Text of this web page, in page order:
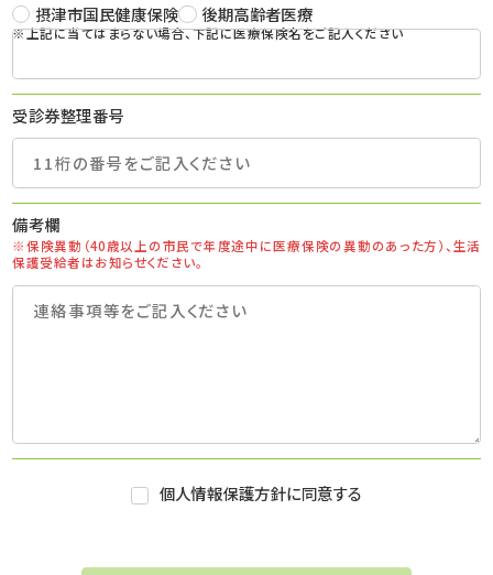
摂津市国民健康保険
後期高齢者医療
※上記に当てはまらない場合、下記に医療保険名をご記入ください
受診券整理番号
備考欄
※保険異動（40歳以上の市民で年度途中に医療保険の異動のあった方）、生活
保護受給者はお知らせください。
個人情報保護方針に同意する